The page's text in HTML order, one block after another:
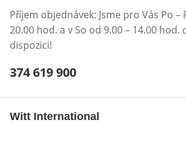
Příjem objednávek: Jsme pro Vás Po –
20.00 hod. a v So od 9.00 – 14.00 hod.
dispozici!
Telefonní číslo:
374 619 900
Witt International